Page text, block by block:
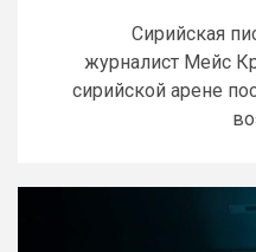
Сирийская
журналист Мейс
сирийской арене